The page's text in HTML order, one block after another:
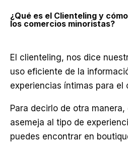
¿Qué es el Clienteling y
los comercios minoristas?
El clienteling, nos dice
uso eficiente de la
experiencias íntimas para el
Para decirlo de otra
asemeja al tipo de
puedes encontrar en